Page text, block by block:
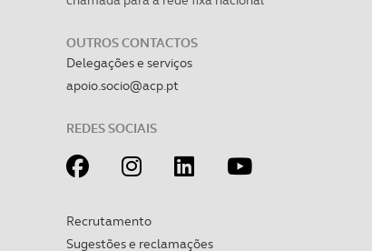
OUTROS CONTACTOS
Delegações e serviços
apoio.socio@acp.pt
REDES SOCIAIS
Recrutamento
Sugestões e reclamações